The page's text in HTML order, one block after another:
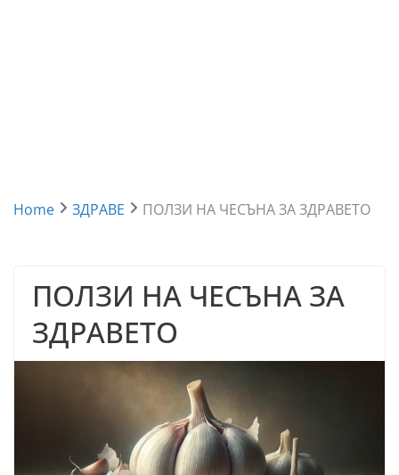
Home ЗДРАВЕ ПОЛЗИ НА ЧЕСЪНА ЗА ЗДРАВЕТО
ПОЛЗИ НА ЧЕСЪНА ЗА
ЗДРАВЕТО